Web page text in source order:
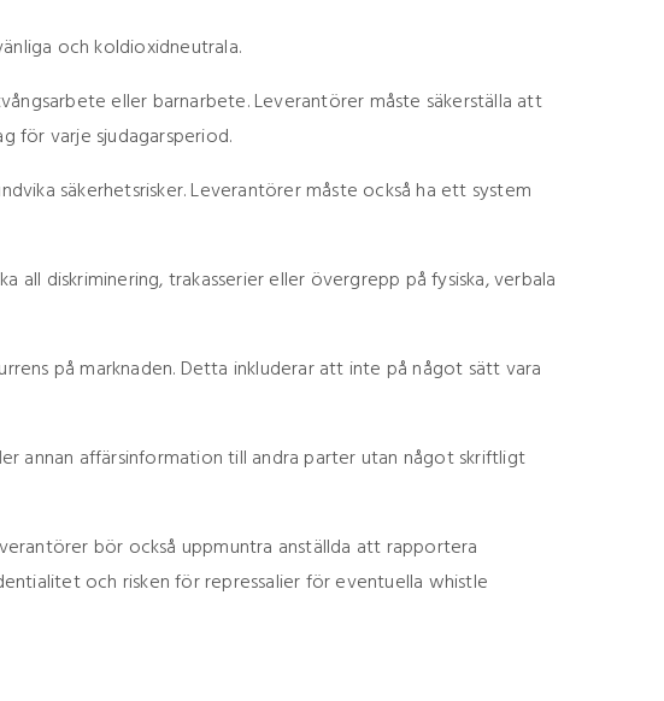
och koldioxidneutrala.
eller barnarbete. Leverantörer måste säkerställa att
för varje sjudagarsperiod.
säkerhetsrisker. Leverantörer måste också ha ett system
diskriminering, trakasserier eller övergrepp på fysiska, verbala
på marknaden. Detta inkluderar att inte på något sätt vara
annan affärsinformation till andra parter utan något skriftligt
bör också uppmuntra anställda att rapportera
och risken för repressalier för eventuella whistle